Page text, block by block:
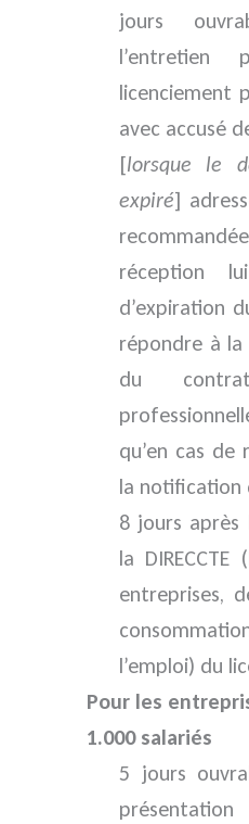
jours
l’entretien
licenciement
avec accusé
[lorsque le
expiré]
réception
d’expiration
répondre à
du
qu’en cas
la notification
8 jours
la
entreprises,
l’emploi) du
Pour les
1.000 salariés
5 jours